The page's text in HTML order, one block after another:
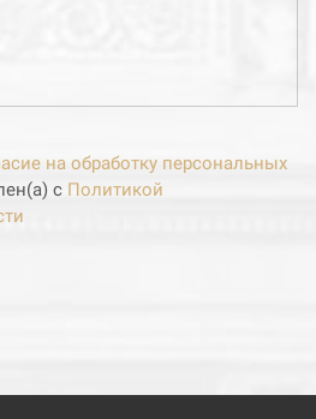
на обработку персональных
с Политикой